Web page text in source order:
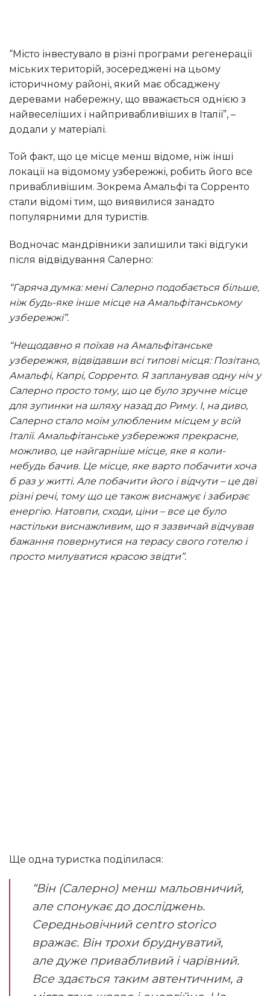
“Місто інвестувало в різні програми регенерації
міських територій, зосереджені на цьому
історичному районі, який має обсаджену
деревами набережну, що вважається однією з
найвеселіших і найпривабливіших в Італії”, –
додали у матеріалі.
Той факт, що це місце менш відоме, ніж інші
локації на відомому узбережжі, робить його все
привабливішим. Зокрема Амальфі та Сорренто
стали відомі тим, що виявилися занадто
популярними для туристів.
Водночас мандрівники залишили такі відгуки
після відвідування Салерно:
“Гаряча думка: мені Салерно подобається більше,
ніж будь-яке інше місце на Амальфітанському
узбережжі”.
“Нещодавно я поїхав на Амальфітанське
узбережжя, відвідавши всі типові місця: Позітано,
Амальфі, Капрі, Сорренто. Я запланував одну ніч у
Салерно просто тому, що це було зручне місце
для зупинки на шляху назад до Риму. І, на диво,
Салерно стало моїм улюбленим місцем у всій
Італії. Амальфітанське узбережжя прекрасне,
можливо, це найгарніше місце, яке я коли-
небудь бачив. Це місце, яке варто побачити хоча
б раз у житті. Але побачити його і відчути – це дві
різні речі, тому що це також виснажує і забирає
енергію. Натовпи, сходи, ціни – все це було
настільки виснажливим, що я зазвичай відчував
бажання повернутися на терасу свого готелю і
просто милуватися красою звідти”.
Ще одна туристка поділилася:
“Він (Салерно) менш мальовничий,
але спонукає до досліджень.
Середньовічний centro storico
вражає. Він трохи бруднуватий,
але дуже привабливий і чарівний.
Все здається таким автентичним, а